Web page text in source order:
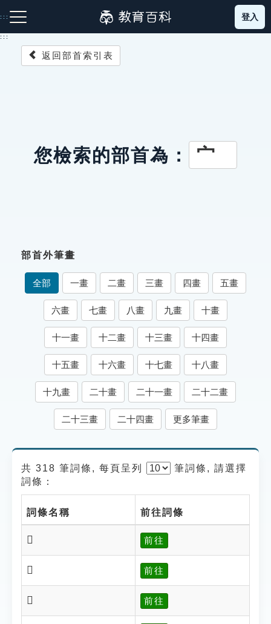
到
主
:::
成語故事
索引選單
知識索引
單字索引
生命大百科索引
遊戲專區
貓頭鷹博士
登入
:::
返回部首索引表
您檢索的部首為： 宀
部首外筆畫
全部 一畫 二畫 三畫 四畫 五畫
六畫 七畫 八畫 九畫 十畫
十一畫 十二畫 十三畫 十四畫
十五畫 十六畫 十七畫 十八畫
十九畫 二十畫 二十一畫 二十二畫
二十三畫 二十四畫 更多筆畫
共 318 筆詞條, 每頁呈列 筆詞條, 請選擇
詞條：
詞條名稱 前往詞條
𡩆 前往
𡩇 前往
𡩈 前往